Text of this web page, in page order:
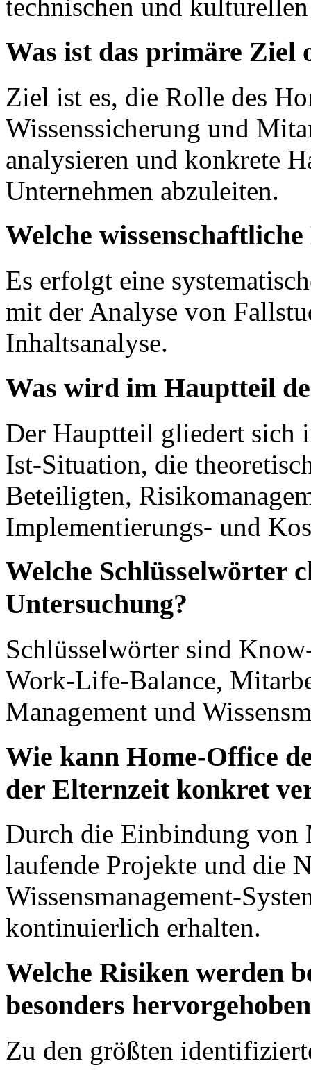
technischen und
Was ist das primäre Ziel
Ziel ist es, die Rolle des
Wissenssicherung und
analysieren und konkrete
Unternehmen abzuleiten.
Welche
Es erfolgt eine
mit der Analyse von
Inhaltsanalyse.
Was wird im Hauptteil
Der Hauptteil gliedert sich
Ist-Situation, die
Beteiligten,
Implementierungs- und
Welche Schlüsselwörter
Untersuchung?
Schlüsselwörter sind
Work-Life-Balance,
Management und
Wie kann Home-Office
der Elternzeit konkret
Durch die Einbindung
laufende Projekte und die
Wissensmanagement-
kontinuierlich erhalten.
Welche Risiken werden
besonders
Zu den größten